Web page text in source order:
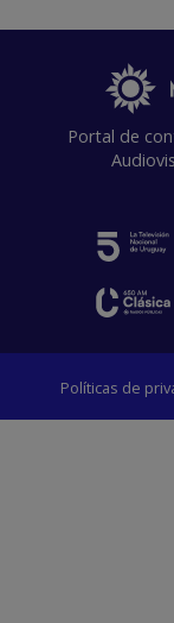
Portal de
Políticas de